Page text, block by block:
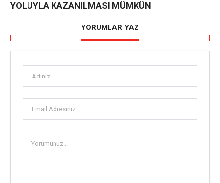
YOLUYLA KAZANILMASI MÜMKÜN
YORUMLAR YAZ